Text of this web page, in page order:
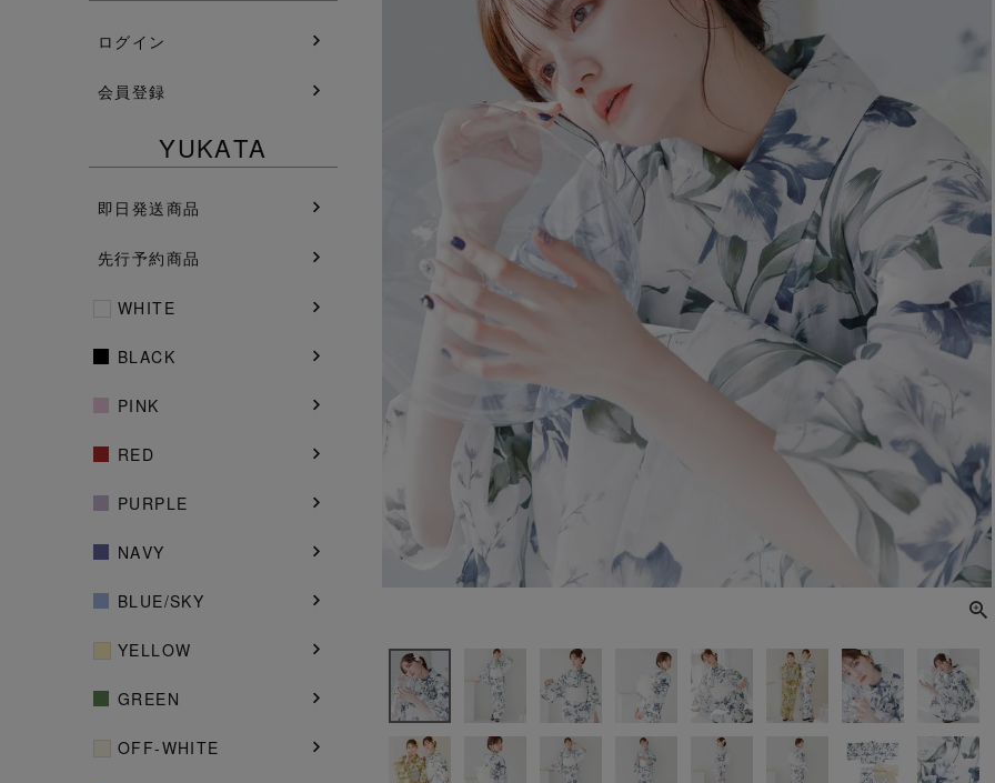
ログイン
会員登録
YUKATA
即日発送商品
先行予約商品
WHITE
BLACK
PINK
RED
PURPLE
NAVY
BLUE/SKY
YELLOW
GREEN
OFF-WHITE